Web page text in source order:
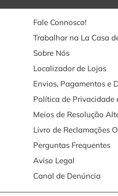
Fale Connosco!
Trabalhar na La Casa
Sobre Nós
Localizador de Lojas
Envios, Pagamentos e
Política de Privacidade
Meios de Resolução
Livro de Reclamações
Perguntas Frequentes
Aviso Legal
Canal de Denúncia